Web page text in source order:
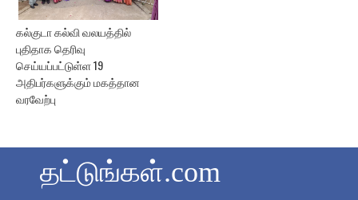
கல்குடா கல்வி வலயத்தில்
புதிதாக தெரிவு
செய்யப்பட்டுள்ள 19
அதிபர்களுக்கும் மகத்தான
வரவேற்பு
தட்டுங்கள்.com